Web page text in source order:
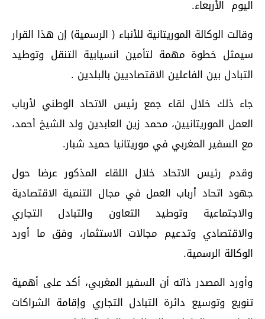
اليوم الأربعاء.
وقالت الوكالة الموريتانية للأنباء ( الرسمية) إن هذا القرار
سيمثل خطوة مهمة لتأمين انسيابية التنقل وتوطيد
التبادل بين الفاعلين الاقتصاديين بالبلدين .
جاء ذلك خلال لقاء جمع رئيس الاتحاد الوطني لأرباب
العمل الموريتانيين، محمد زين العابدين ولد الشيخ أحمد،
مع السفير المغربي في موريتانيا حميد شبار.
وقدم رئيس الاتحاد خلال اللقاء المذكور عرضا حول
جهود اتحاد أرباب العمل في مجال التنمية الاقتصادية
والاجتماعية وتوطيد التعاون والتبادل التجاري
والاقتصادي وتدعيم مجالات الاستثمار، وفق ما أورد
الوكالة الرسمية.
وأورد المصدر ذاته أن السفير المغربي، أكد على أهمية
تنويع وتوسيع دائرة التبادل التجاري وإقامة الشراكات